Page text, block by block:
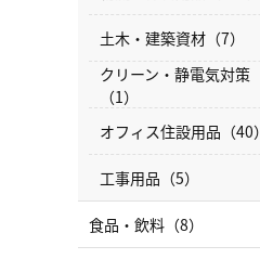
土木・建築資材（7）
クリーン・静電気対策
（1）
オフィス住設用品（40）
工事用品（5）
食品・飲料（8）